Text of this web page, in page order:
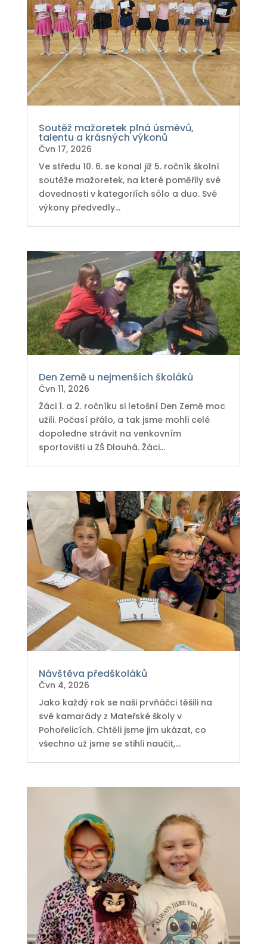
Soutěž mažoretek plná úsměvů,
talentu a krásných výkonů
Čvn 17, 2026
Ve středu 10. 6. se konal již 5. ročník školní
soutěže mažoretek, na které poměřily své
dovednosti v kategoriích sólo a duo. Své
výkony předvedly...
Den Země u nejmenších školáků
Čvn 11, 2026
Žáci 1. a 2. ročníku si letošní Den Země moc
užili. Počasí přálo, a tak jsme mohli celé
dopoledne strávit na venkovním
sportovišti u ZŠ Dlouhá. Žáci...
Návštěva předškoláků
Čvn 4, 2026
Jako každý rok se naši prvňáčci těšili na
své kamarády z Mateřské školy v
Pohořelicích. Chtěli jsme jim ukázat, co
všechno už jsme se stihli naučit,...